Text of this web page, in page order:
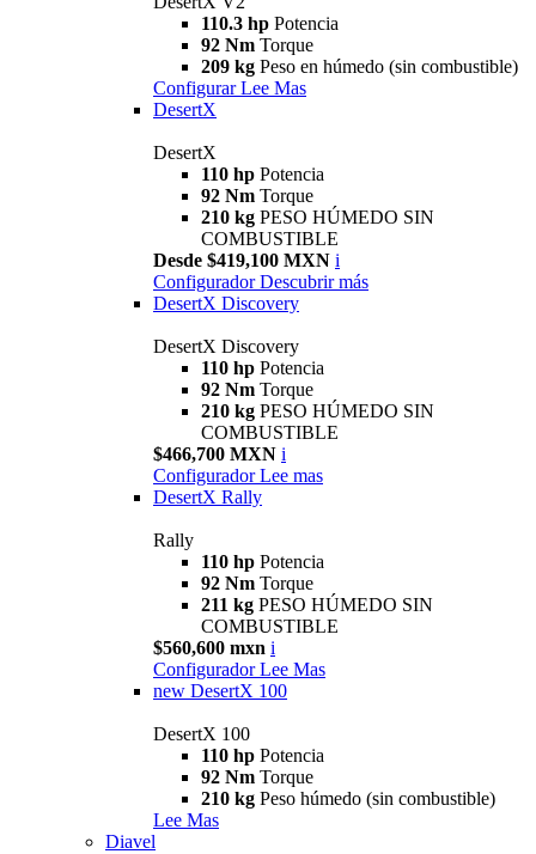
110.3 hp Potencia
92 Nm Torque
209 kg Peso en húmedo (sin combustible)
Configurar Lee Mas
DesertX
DesertX
110 hp Potencia
92 Nm Torque
210 kg PESO HÚMEDO SIN
COMBUSTIBLE
Desde $419,100 MXN i
Configurador Descubrir más
DesertX Discovery
DesertX Discovery
110 hp Potencia
92 Nm Torque
210 kg PESO HÚMEDO SIN
COMBUSTIBLE
$466,700 MXN i
Configurador Lee mas
DesertX Rally
Rally
110 hp Potencia
92 Nm Torque
211 kg PESO HÚMEDO SIN
COMBUSTIBLE
$560,600 mxn i
Configurador Lee Mas
new DesertX 100
DesertX 100
110 hp Potencia
92 Nm Torque
210 kg Peso húmedo (sin combustible)
Lee Mas
Diavel